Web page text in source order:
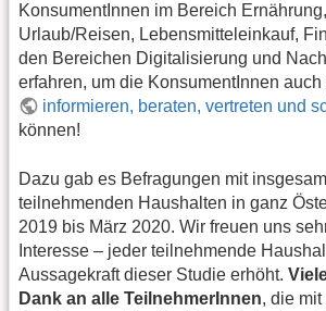
KonsumentInnen im Bereich
Urlaub/Reisen, Lebensmitteleinkauf,
den Bereichen Digitalisierung und
erfahren, um die KonsumentInnen
informieren, beraten, vertreten und
können!
Dazu gab es Befragungen mit
teilnehmenden Haushalten in ganz
2019 bis März 2020. Wir freuen uns
Interesse – jeder teilnehmende
Aussagekraft dieser Studie erhöht.
Dank an alle TeilnehmerInnen, die